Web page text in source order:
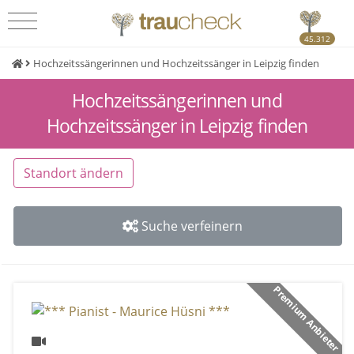
45.312
Hochzeitssängerinnen und Hochzeitssänger in Leipzig finden
Hochzeitssängerinnen und
Hochzeitssänger in Leipzig finden
Standort ändern
Suche verfeinern
Premium Anbieter